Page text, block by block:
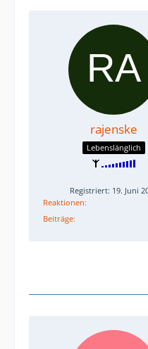
rajenske
Lebenslänglich
Registriert: 19. Juni
Reaktionen
Beiträge